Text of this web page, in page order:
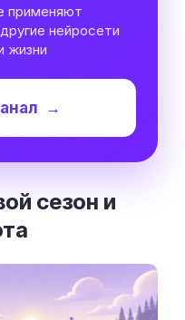
применяют
нейросети
жизни
→
сезон и